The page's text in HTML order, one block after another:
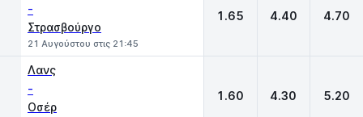
-
Στρασβούργο
21 Αυγούστου στις 21:45
1.65 4.40 4.70
Λανς
-
Οσέρ
1.60 4.30 5.20